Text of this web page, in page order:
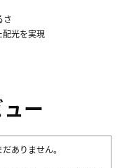
さ
光を実現
ー
ありません。